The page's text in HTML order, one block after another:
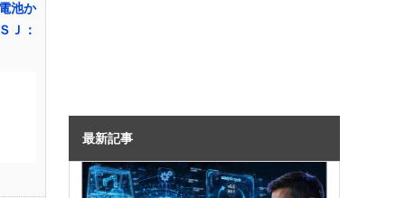
池か
Ｊ：
最新記事